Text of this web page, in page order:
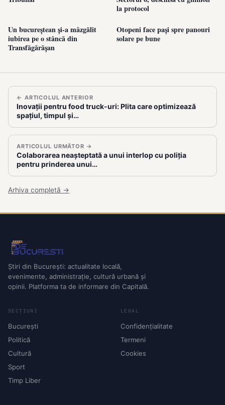
la protocol
Un bucureștean și-a mâzgălit
iubirea pe o stâncă din
Transfăgărășan
Otopeni face pași spre panouri
solare pe bune
← ARTICOLUL ANTERIOR
Inovații pentru food truck-uri: Plita care optimizează
spațiul, timpul și…
ARTICOLUL URMĂTOR →
Colaborarea neașteptată a unui interlop cu poliția
pentru prinderea unui…
Arhiva completă →
Știri din București: actualitate locală,
evenimente, administrație, cultură urbană și
opinii. Platforma ta de informare din Capitală.
SECȚIUNI
București
Politică
Cultură
Sport
Timp Liber
LEGAL
Confidențialitate
Termeni
Cookies